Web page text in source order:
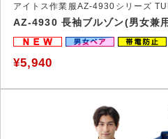
AZ-4930 長袖ブルゾン(男女兼
¥5,940